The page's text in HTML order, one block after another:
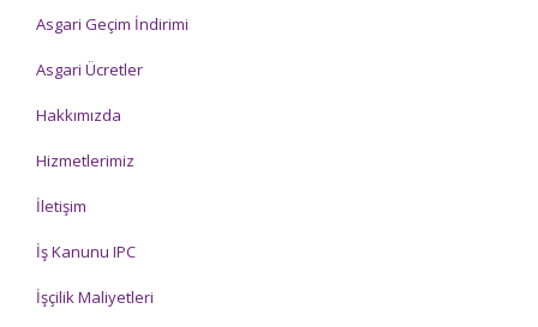
Asgari Geçim İndirimi
Asgari Ücretler
Hakkımızda
Hizmetlerimiz
İletişim
İş Kanunu IPC
İşçilik Maliyetleri